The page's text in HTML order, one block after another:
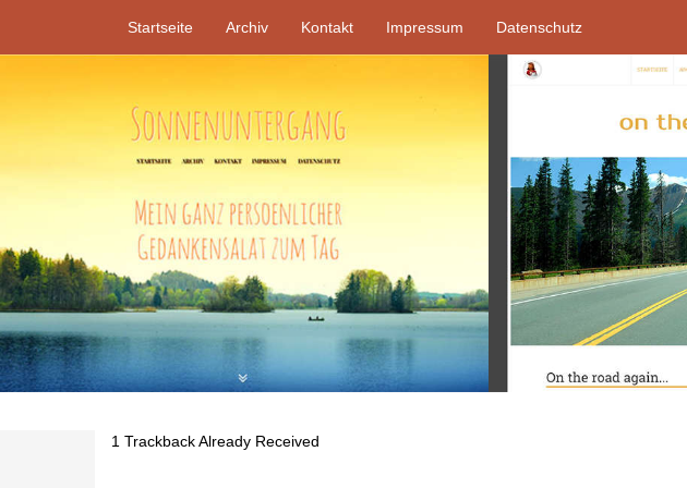
Startseite Archiv Kontakt Impressum Datenschutz
1 Trackback Already Received